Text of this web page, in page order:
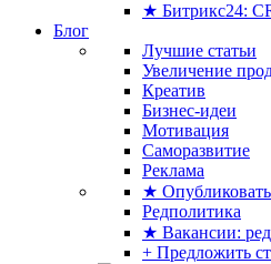
★ Битрикс24:
Блог
Лучшие статьи
Увеличение
Креатив
Бизнес-идеи
Мотивация
Саморазвитие
Реклама
★
Редполитика
★ Вакансии:
+ Предложить